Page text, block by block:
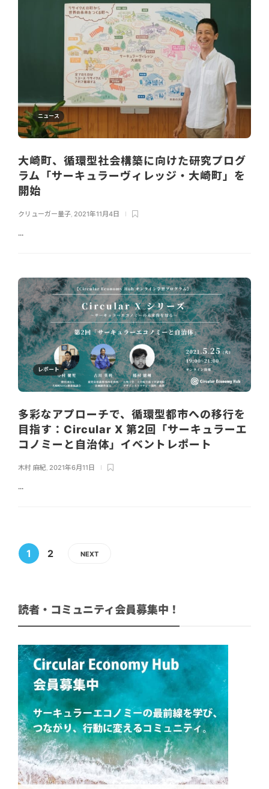
ニュース
大崎町、循環型社会構築に向けた研究プログ
ラム「サーキュラーヴィレッジ・大崎町」を
開始
クリューガー量子 2021年11月4日
...
レポート
多彩なアプローチで、循環型都市への移行を
目指す：Circular X 第2回「サーキュラーエ
コノミーと自治体」イベントレポート
木村 麻紀 2021年6月11日
...
1 2 NEXT
読者・コミュニティ会員募集中！